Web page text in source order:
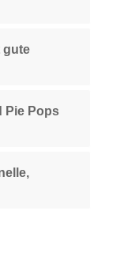
gute
Pie Pops